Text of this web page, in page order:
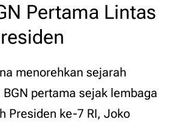
Pertama Lintas
menorehkan sejarah
pertama sejak lembaga
Presiden ke-7 RI, Joko